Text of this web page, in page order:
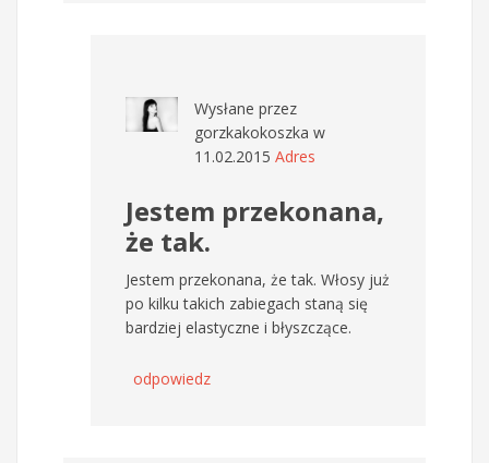
Wysłane przez
gorzkakokoszka w
11.02.2015 Adres
Jestem przekonana,
że tak.
Jestem przekonana, że tak. Włosy już
po kilku takich zabiegach staną się
bardziej elastyczne i błyszczące.
odpowiedz